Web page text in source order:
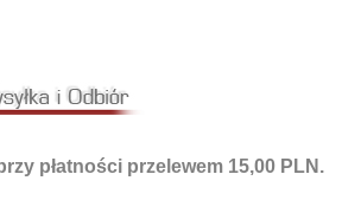
płatności przelewem 15,00 PLN.